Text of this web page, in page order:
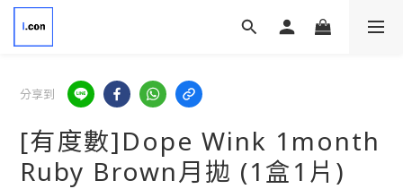
分享到
[有度數]Dope Wink 1month
Ruby Brown月拋 (1盒1片)